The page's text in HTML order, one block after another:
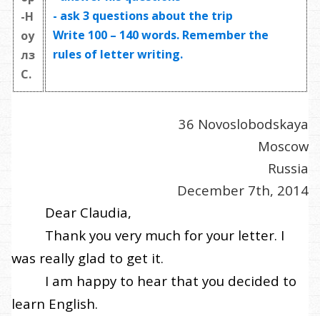
-Н
оу
лз
С.
- ask3 questions about the trip
Write 100 – 140 words. Remember the
rules of letter writing.
36 Novoslobodskaya
Moscow
Russia
December 7th, 2014
Dear Claudia,
Thank you very much for your letter. I
was really glad to get it.
I am happy to hear that you decided to
learn English.